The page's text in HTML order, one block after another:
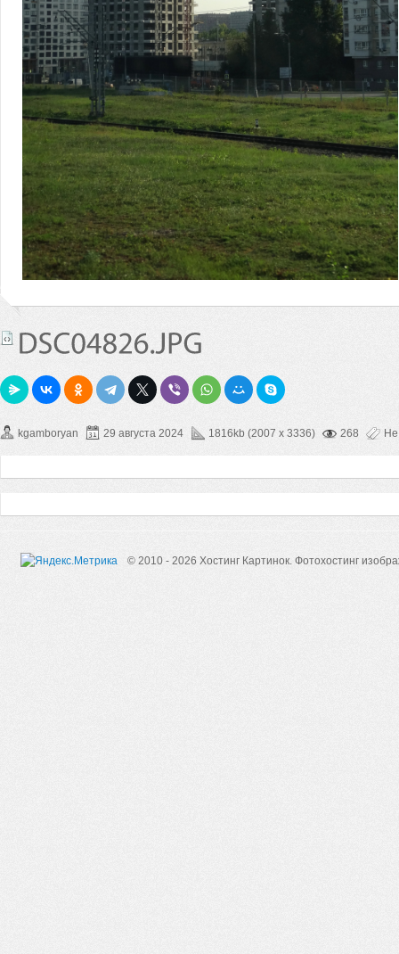
kgamboryan 29 августа 2024 1816kb (2007 x 3336) 268
© 2010 - 2026 Хостинг Картинок. Фотохостинг